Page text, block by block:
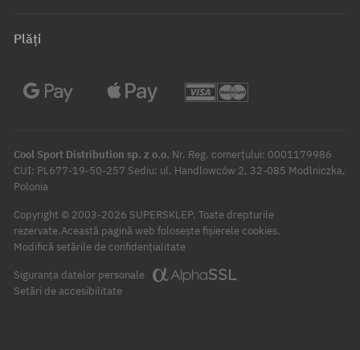
Plăți
Cool Sport Distribution sp. z o.o. Nr. Reg. comerțului: 0001179986
CUI: PL677-19-50-257 Sediu: ul. Handlowców 2, 32-085 Modlniczka,
Polonia
Copyright © 2003-2026 SUPERSKLEP. Toate drepturile
rezervate.Această pagină web folosește fișierele cookies.
Modifică setările de confidențialitate
Siguranța datelor personale
Setări de accesibilitate